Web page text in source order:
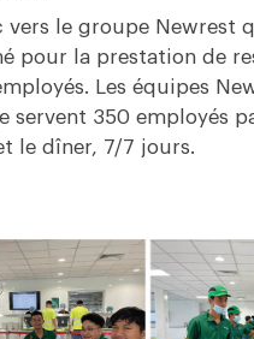
vers le groupe Newrest
pour la prestation de
Les équipes
servent 350 employés
le dîner, 7/7 jours.